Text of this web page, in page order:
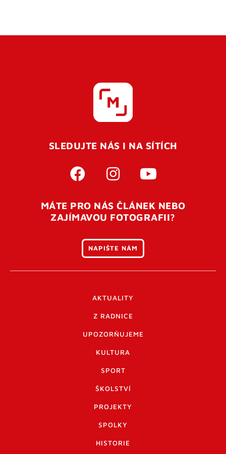
SLEDUJTE NÁS I NA SÍTÍCH
MÁTE PRO NÁS ČLÁNEK NEBO
ZAJÍMAVOU FOTOGRAFII?
NAPIŠTE NÁM
AKTUALITY
Z RADNICE
UPOZORŇUJEME
KULTURA
SPORT
ŠKOLSTVÍ
PROJEKTY
SPOLKY
HISTORIE